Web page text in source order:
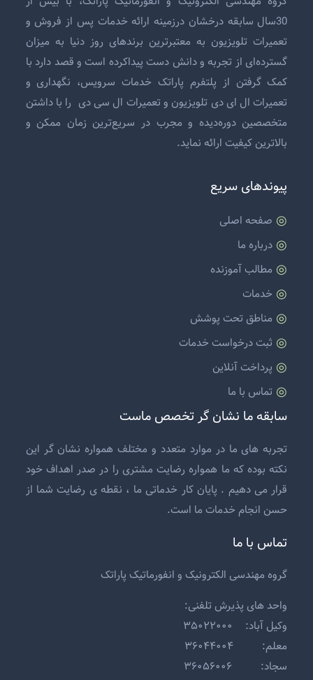
30سال سابقه درخشان درزمینه ارائه خدمات پس از فروش و
تعمیرات تلویزیون به معتبرترین برندهای روز دنیا به میزان
گسترده‌ای از تجربه و دانش دست پیداکرده است و قصد دارد با
کمک گرفتن از پلتفرم پاراتک خدمات سرویس، نگهداری و
تعمیرات ال ای دی تلویزیون وتعمیرات ال سی دی را با داشتن
متخصصین دوره‌دیده و مجرب در سریع‌ترین زمان ممکن و
بالاترین کیفیت ارائه نماید.
پیوندهای سریع
صفحه اصلی
درباره ما
مطالب آموزنده
خدمات
مناطق تحت پوشش
ثبت درخواست خدمات
پرداخت آنلاین
تماس با ما
سابقه ما نشان گر تخصص ماست
تجربه های ما در موارد متعدد و مختلف همواره نشان گر این
نکته بوده که ما همواره رضایت مشتری را در صدر اهداف خود
قرار می دهیم . پایان کار خدماتی ما ، نقطه ی رضایت شما از
حسن انجام خدمات ما است.
تماس با ما
گروه مهندسی الکترونیک و انفورماتیک پاراتک
واحد های پذیرش تلفنی:
وکیل آباد: ۳۵۰۲۲۰۰۰
معلم: ۳۶۰۴۴۰۰۴
سجاد: ۳۶۰۵۶۰۰۶